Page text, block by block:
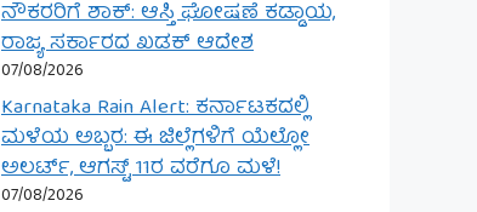
ನೌಕರರಿಗೆ ಶಾಕ್: ಆಸ್ತಿ ಘೋಷಣೆ ಕಡ್ಡಾಯ,
ರಾಜ್ಯ ಸರ್ಕಾರದ ಖಡಕ್ ಆದೇಶ
07/08/2026
Karnataka Rain Alert: ಕರ್ನಾಟಕದಲ್ಲಿ
ಮಳೆಯ ಅಬ್ಬರ: ಈ ಜಿಲ್ಲೆಗಳಿಗೆ ಯೆಲ್ಲೋ
ಅಲರ್ಟ್, ಆಗಸ್ಟ್ 11ರ ವರೆಗೂ ಮಳೆ!
07/08/2026